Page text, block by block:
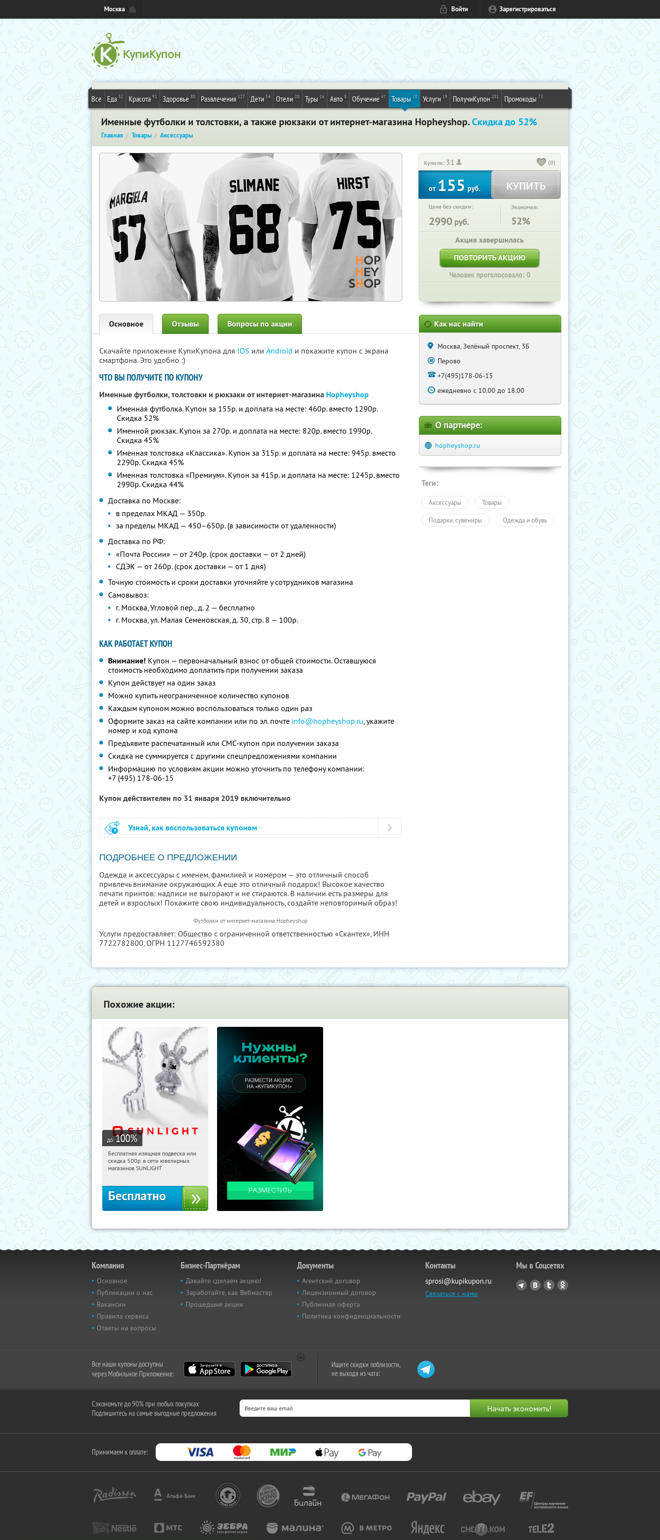
Москва Войти Зарегистрироваться
Все Еда 32 Красота 91 Здоровье 80 Развлечения 127 Дети 54 Отели 20 Туры 16 Авто 8 Обучение 47 Товары 28 Услуги 19 ПолучиКупон 201 Промокоды 73
Именные футболки и толстовки, а также рюкзаки от интернет-магазина Hopheyshop.Скидка до 52%
Главная Товары Аксессуары
Купили: 31 (0)
от155руб. КУПИТЬ
Цена без скидки:
2990 руб.
Экономия:
52%
Акция завершилась
ПОВТОРИТЬ АКЦИЮ
Человек проголосовало: 0
Основное Отзывы Вопросы по акции
Скачайте приложение КупиКупона для IOS или Android и покажите купон с экрана
смартфона. Это удобно :)
ЧТО ВЫ ПОЛУЧИТЕ ПО КУПОНУ
Именные футболки, толстовки и рюкзаки от интернет-магазина Hopheyshop
Именная футболка. Купон за 155р. и доплата на месте: 460р. вместо 1290р.
Скидка 52%
Именной рюкзак. Купон за 270р. и доплата на месте: 820р. вместо 1990р.
Скидка 45%
Именная толстовка «Классика». Купон за 315р. и доплата на месте: 945р. вместо
2290р. Скидка 45%
Именная толстовка «Премиум». Купон за 415р. и доплата на месте: 1245р. вместо
2990р. Скидка 44%
Доставка по Москве:
в пределах МКАД — 350р.
за пределы МКАД — 450–650р. (в зависимости от удаленности)
Доставка по РФ:
«Почта России» — от 240р. (срок доставки — от 2 дней)
СДЭК — от 260р. (срок доставки — от 1 дня)
Точную стоимость и сроки доставки уточняйте у сотрудников магазина
Самовывоз:
г. Москва, Угловой пер., д. 2 — бесплатно
г. Москва, ул. Малая Семеновская, д. 30, стр. 8 — 100р.
КАК РАБОТАЕТ КУПОН
Внимание! Купон — первоначальный взнос от общей стоимости. Оставшуюся
стоимость необходимо доплатить при получении заказа
Купон действует на один заказ
Можно купить неограниченное количество купонов
Каждым купоном можно воспользоваться только один раз
Оформите заказ на сайте компании или по эл. почте info@hopheyshop.ru, укажите
номер и код купона
Предъявите распечатанный или СМС-купон при получении заказа
Скидка не суммируется с другими спецпредложениями компании
Информацию по условиям акции можно уточнить по телефону компании:
+7 (495) 178-06-15
Купон действителен по 31 января 2019 включительно
Узнай, как воспользоваться купоном
ПОДРОБНЕЕ О ПРЕДЛОЖЕНИИ
Одежда и аксессуары с именем, фамилией и номером — это отличный способ
привлечь внимание окружающих. А еще это отличный подарок! Высокое качество
печати принтов: надписи не выгорают и не стираются. В наличии есть размеры для
детей и взрослых! Покажите свою индивидуальность, создайте неповторимый образ!
Футболки от интернет-магазина Hopheyshop
Услуги предоставляет: Общество с ограниченной ответственностью «Скантех», ИНН
7722782800, ОГРН 1127746592380
Как нас найти
Москва, Зелёный проспект, 3Б
Перово
+7(495)178-06-15
ежедневно с 10.00 до 18.00
О партнере:
hopheyshop.ru
Теги:
Аксессуары Товары
Подарки, сувениры Одежда и обувь
Похожие акции:
до 100%
02:04:17 Получили:
Россия
Бесплатная изящная подвеска или
скидка 500р. в сети ювелирных
магазинов SUNLIGHT
Бесплатно
Компания
Основное
Публикации о нас
Вакансии
Правила сервиса
Ответы на вопросы
Бизнес-Партнёрам
Давайте сделаем акцию!
Заработайте, как Вебмастер
Прошедшие акции
Документы
Агентский договор
Лицензионный договор
Публичная оферта
Политика конфиденциальности
Контакты
sprosi@kupikupon.ru
Связаться с нами
Мы в Соцсетях
Все наши купоны доступны
через Мобильное Приложение:
Ищите скидки поблизости,
не выходя из чата:
Сэкономьте до 90% при любых покупках
Подпишитесь на самые выгодные предложения
Принимаем к оплате: